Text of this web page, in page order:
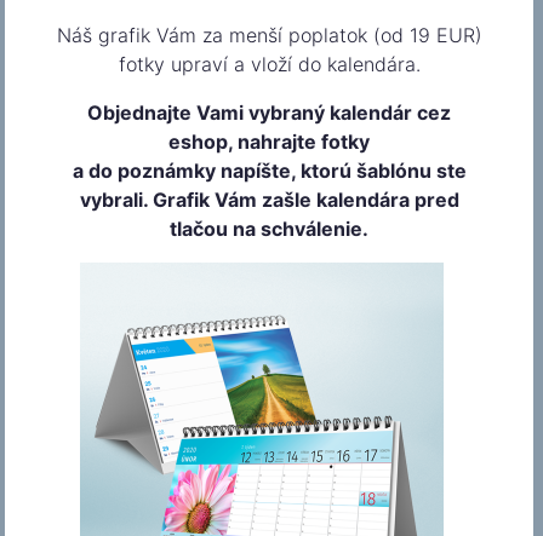
Náš grafik Vám za menší poplatok (od 19 EUR)
fotky upraví a vloží do kalendára.
Objednajte Vami vybraný kalendár cez
eshop, nahrajte fotky
a do poznámky napíšte, ktorú šablónu ste
vybrali. Grafik Vám zašle kalendára pred
tlačou na schválenie.